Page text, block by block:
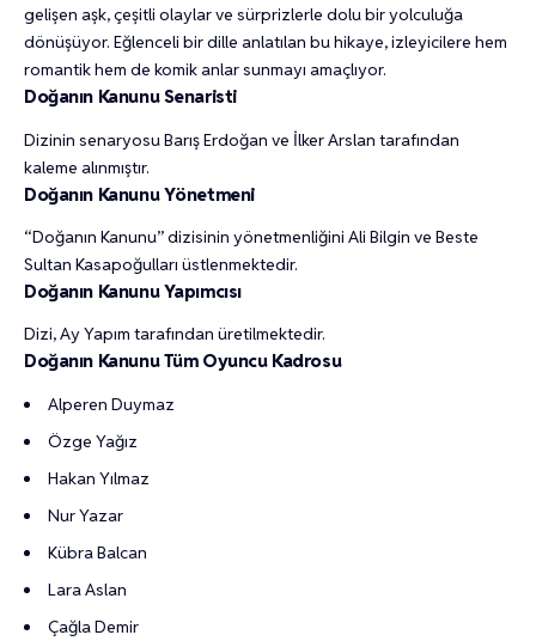
gelişen aşk, çeşitli olaylar ve sürprizlerle dolu bir yolculuğa
dönüşüyor. Eğlenceli bir dille anlatılan bu hikaye, izleyicilere hem
romantik hem de komik anlar sunmayı amaçlıyor.
Doğanın Kanunu Senaristi
Dizinin senaryosu Barış Erdoğan ve İlker Arslan tarafından
kaleme alınmıştır.
Doğanın Kanunu Yönetmeni
“Doğanın Kanunu” dizisinin yönetmenliğini Ali Bilgin ve Beste
Sultan Kasapoğulları üstlenmektedir.
Doğanın Kanunu Yapımcısı
Dizi, Ay Yapım tarafından üretilmektedir.
Doğanın Kanunu Tüm Oyuncu Kadrosu
Alperen Duymaz
Özge Yağız
Hakan Yılmaz
Nur Yazar
Kübra Balcan
Lara Aslan
Çağla Demir